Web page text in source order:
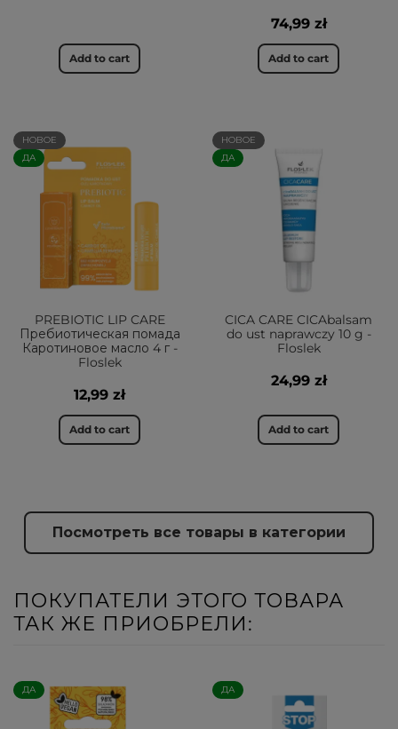
Add to cart
74,99 zł
Add to cart
НОВОЕ
ДА
PREBIOTIC LIP CARE
Пребиотическая помада
Каротиновое масло 4 г -
Floslek
12,99 zł
Add to cart
НОВОЕ
ДА
CICA CARE CICAbalsam
do ust naprawczy 10 g -
Floslek
24,99 zł
Add to cart
Посмотреть все товары в категории
ПОКУПАТЕЛИ ЭТОГО ТОВАРА
ТАК ЖЕ ПРИОБРЕЛИ:
ДА ДА